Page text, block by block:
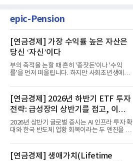
epic-Pension
[연금경제] 가장 수익률 높은 자산은
당신 ‘자신’이다
부의 축적을 논할 때 흔히 '종잣돈'이나 '수익
률'을 먼저 떠올립니다. 하지만 사회초년생에게
[연금경제] 2026년 하반기 ETF 투자
전략: 급성장의 상반기를 접고, 이제
'실적'이 가르는 하반기를 맞다
2026년 상반기 글로벌 증시는 AI 인프라 투자 확
대와 한국 반도체 업황 회복이라는 두 엔진을 달
[연금경제] 생애가치(Lifetime